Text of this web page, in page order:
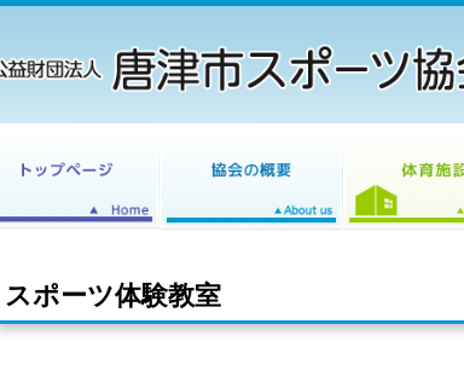
スポーツ体験教室